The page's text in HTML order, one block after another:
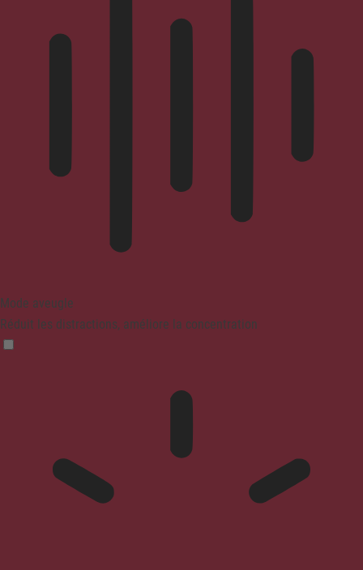
Mode aveugle
Réduit les distractions, améliore la concentration